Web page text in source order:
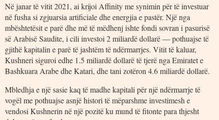
Në janar të vitit 2021, ai krijoi Affinity me synimin për të investuar
në fusha si zgjuarsia artificiale dhe energjia e pastër. Një nga
mbështetësit e parë dhe më të mëdhenj ishte fondi sovran i pasurisë
së Arabisë Saudite, i cili investoi 2 miliardë dollarë — pothuajse të
gjithë kapitalin e parë të jashtëm të ndërmarrjes. Vitit të kaluar,
Kushneri siguroi edhe 1.5 miliardë dollarë të tjerë nga Emiratet e
Bashkuara Arabe dhe Katari, dhe tani zotëron 4.6 miliardë dollarë.
Mbledhja e një sasie kaq të madhe kapitali për një ndërmarrje të
vogël me pothuajse asnjë histori të mëparshme investimesh e
vendosi Kushnerin në një pozitë ku mund të fitonte para thjesht